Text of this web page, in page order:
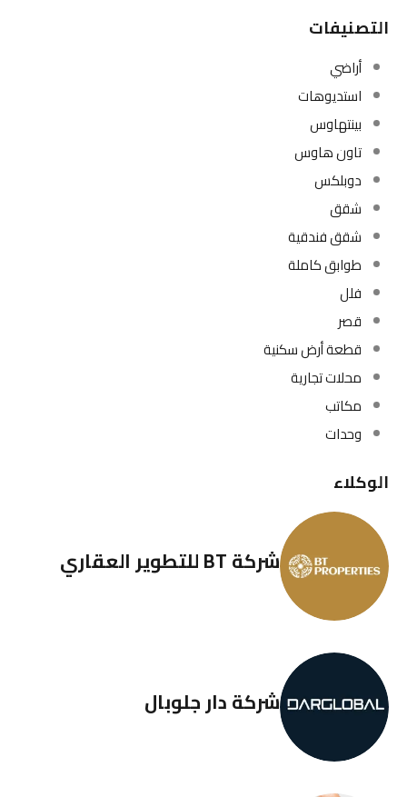
التصنيفات
أراضي
استديوهات
بينتهاوس
تاون هاوس
دوبلكس
شقق
شقق فندقية
طوابق كاملة
فلل
قصر
قطعة أرض سكنية
محلات تجارية
مكاتب
وحدات
الوكلاء
شركة BT للتطوير العقاري
شركة دار جلوبال